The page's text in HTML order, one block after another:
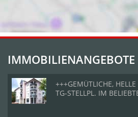
IMMOBILIENANGEBOTE
+++GEMÜTLICHE,
TG-STELLPL. IM